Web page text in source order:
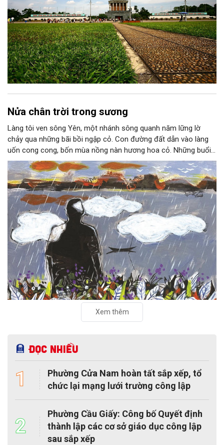
Nửa chân trời trong sương
Làng tôi ven sông Yên, một nhánh sông quanh năm lững lờ
chảy qua những bãi bồi ngập cỏ. Con đường đất dẫn vào làng
uốn cong cong, bốn mùa nồng nàn hương hoa cỏ. Những buổi
hoàng hôn, khi nắng đã dịu xuống phía cuối sông, đám hoa tím
lại thẫm màu như có ai vừa rắc lên một lớp khói.
Xem thêm
Đọc nhiều
1
Phường Cửa Nam hoàn tất sắp xếp, tổ
chức lại mạng lưới trường công lập
2
Phường Cầu Giấy: Công bố Quyết định
thành lập các cơ sở giáo dục công lập
sau sắp xếp